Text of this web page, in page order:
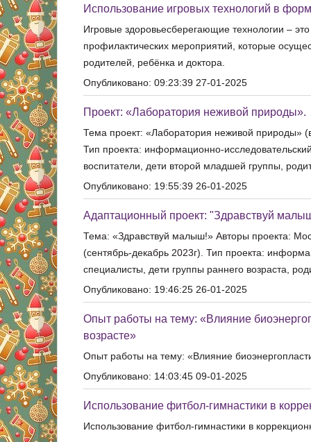
Использование игровых технологий в
Игровые здоровьесберегающие технологии –
профилактических мероприятий, которые
родителей, ребёнка и доктора.
Опубликовано: 09:23:39 27-01-2025
Проект: «Лаборатория неживой природы».
Тема проект: «Лаборатория неживой природы»
Тип проекта: информационно-
воспитатели, дети второй младшей группы,
Опубликовано: 19:55:39 26-01-2025
Адаптационный проект: "Здравствуй
Тема: «Здравствуй малыш!» Авторы проекта:
(сентябрь-декабрь 2023г). Тип проекта:
специалисты, дети группы раннего возраста,
Опубликовано: 19:46:25 26-01-2025
Опыт работы на тему: «Влияние
возрасте»
Опыт работы на тему: «Влияние
Опубликовано: 14:03:45 09-01-2025
Использование фитбол-гимнастики в
Использование фитбол-гимнастики в